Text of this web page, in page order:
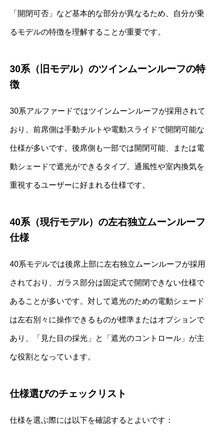
「開閉可否」など基本的な部分が異なるため、自分が乗
るモデルの特徴を理解することが重要です。
30系（旧モデル）のツインムーンルーフの特
徴
30系アルファードではツインムーンルーフが採用されて
おり、前席側は手動チルトや電動スライドで開閉可能な
仕様が多いです。後席側も一部では開閉可能、または電
動シェードで遮光ができるタイプ。通風性や室内換気を
重視するユーザーに好まれる仕様です。
40系（現行モデル）の左右独立ムーンルーフ
仕様
40系モデルでは後席上部に左右独立ムーンルーフが採用
されており、ガラス部分は固定式で開閉できない仕様で
あることが多いです。対して遮光のための電動シェード
は左右別々に操作できるものが標準またはオプションで
あり、「見た目の採光」と「遮光のコントロール」が主
な役割となっています。
仕様選びのチェックリスト
仕様を選ぶ際には以下を確認するとよいです：